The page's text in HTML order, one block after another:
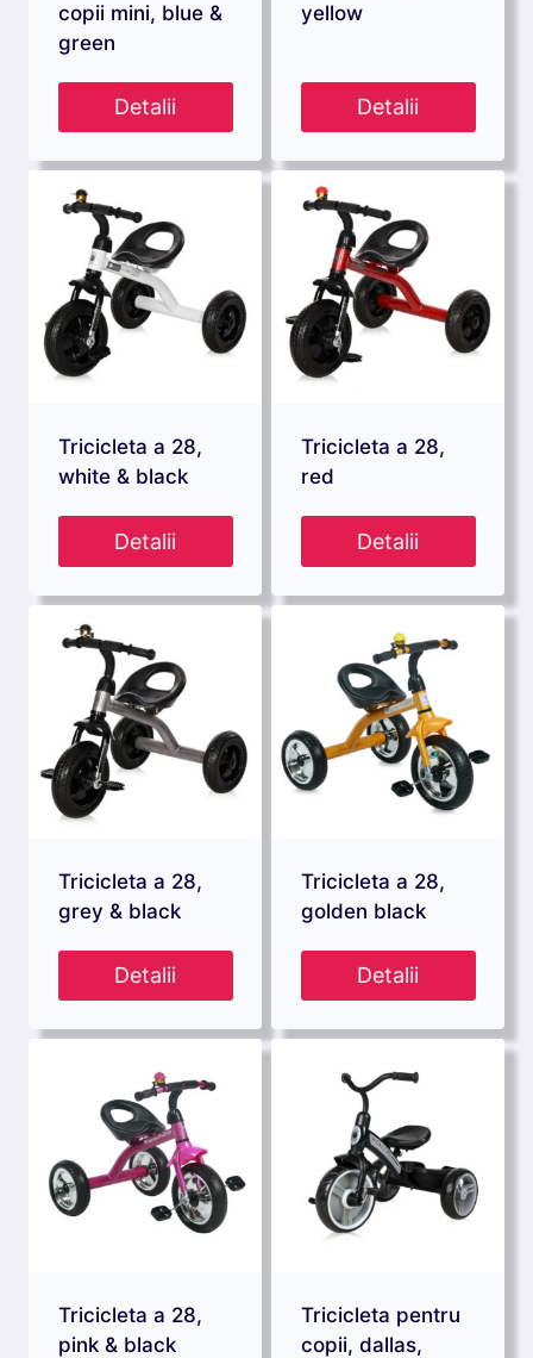
copii mini, blue &
green
Detalii
yellow
Detalii
Tricicleta a 28,
white & black
Detalii
Tricicleta a 28,
red
Detalii
Tricicleta a 28,
grey & black
Detalii
Tricicleta a 28,
golden black
Detalii
Tricicleta a 28,
pink & black
Tricicleta pentru
copii, dallas,